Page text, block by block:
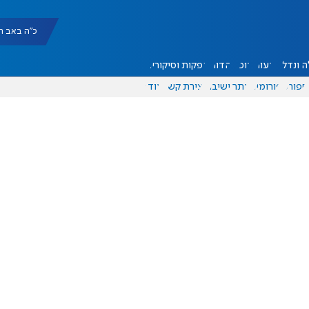
כ"ה באב תשפ"ו
ונדל"ן דעות אוכל יהדות הפקות וסיקורים
ספורט פורומים אתר ישיבה יצירת קשר עוד